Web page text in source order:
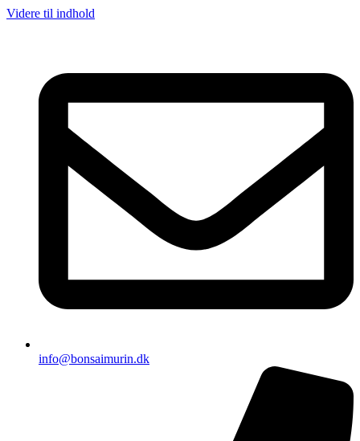
Videre til indhold
info@bonsaimurin.dk